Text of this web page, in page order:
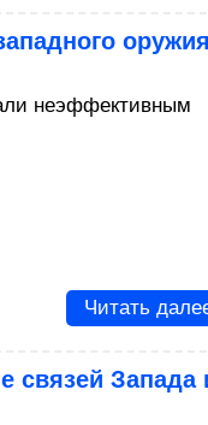
неэффективным
Читать
связей Запада